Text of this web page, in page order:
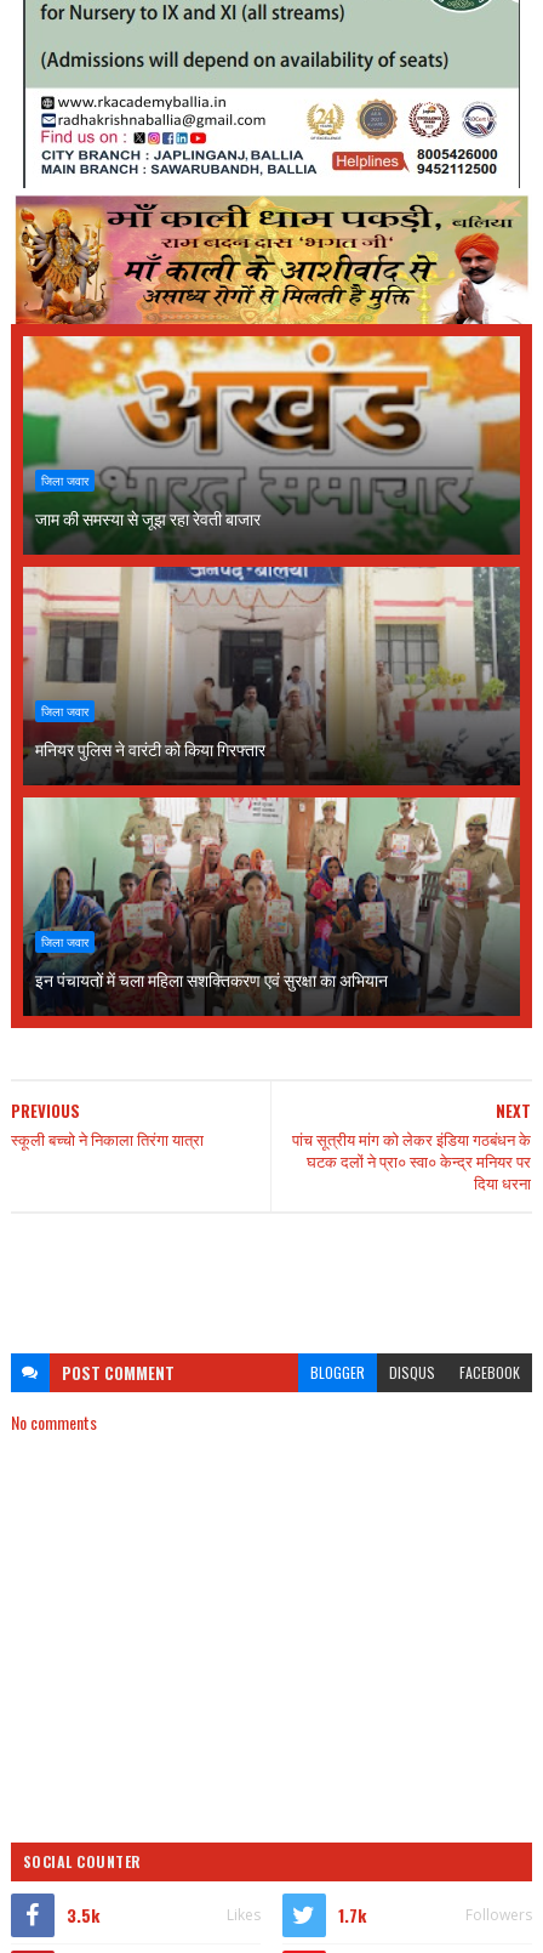
जिला जवार
जाम की समस्या से जूझ रहा रेवती बाजार
जिला जवार
मनियर पुलिस ने वारंटी को किया गिरफ्तार
जिला जवार
इन पंचायतों में चला महिला सशक्तिकरण एवं सुरक्षा का अभियान
NEXT
पांच सूत्रीय मांग को लेकर इंडिया गठबंधन के
घटक दलों ने प्रा० स्वा० केन्द्र मनियर पर
दिया धरना
PREVIOUS
स्कूली बच्चो ने निकाला तिरंगा यात्रा
POST COMMENT BLOGGER DISQUS FACEBOOK
No comments
SOCIAL COUNTER
3.5k Likes 1.7k Followers